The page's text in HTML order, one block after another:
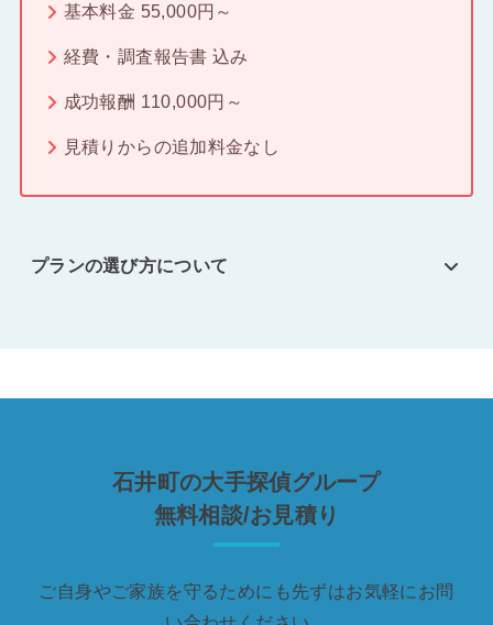
基本料金 55,000円～
経費・調査報告書 込み
成功報酬 110,000円～
見積りからの追加料金なし
プランの選び方について
石井町の大手探偵グループ
無料相談/お見積り
ご自身やご家族を守るためにも先ずはお気軽にお問